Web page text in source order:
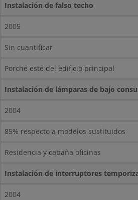
Instalación de falso techo
2005
Sin cuantificar
Porche este del edificio principal
Instalación de lámparas de bajo
2004
85% respecto a modelos sustituidos
Residencia y cabaña oficinas
Instalación de interruptores
2004